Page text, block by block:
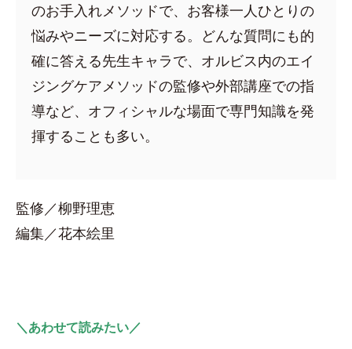
のお手入れメソッドで、お客様一人ひとりの
悩みやニーズに対応する。どんな質問にも的
確に答える先生キャラで、オルビス内のエイ
ジングケアメソッドの監修や外部講座での指
導など、オフィシャルな場面で専門知識を発
揮することも多い。
監修／柳野理恵
編集／花本絵里
＼あわせて読みたい／